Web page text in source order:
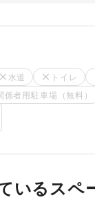
水道 トイレ
係者用駐車場（無料）
いるスペ